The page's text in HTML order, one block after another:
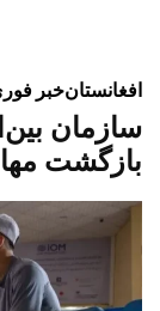
افغانستانخبر
سازمان
بازگشت